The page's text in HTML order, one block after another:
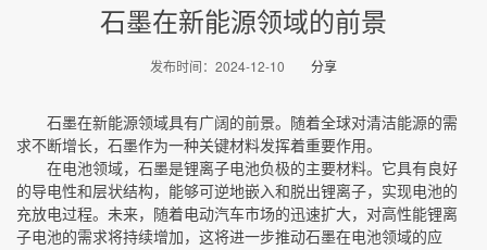
石墨在新能源领域的前景
发布时间：2024-12-10 分享
石墨在新能源领域具有广阔的前景。随着全球对清洁能源的需
求不断增长，石墨作为一种关键材料发挥着重要作用。
在电池领域，石墨是锂离子电池负极的主要材料。它具有良好
的导电性和层状结构，能够可逆地嵌入和脱出锂离子，实现电池的
充放电过程。未来，随着电动汽车市场的迅速扩大，对高性能锂离
子电池的需求将持续增加，这将进一步推动石墨在电池领域的应